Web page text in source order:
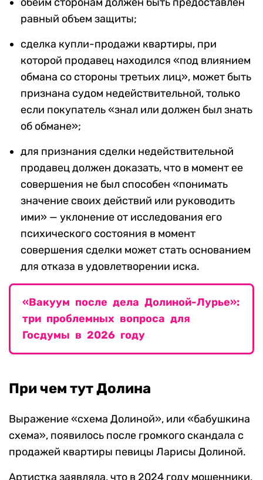
равный объем защиты;
сделка купли-продажи квартиры, при
которой продавец находился «под влиянием
обмана со стороны третьих лиц», может быть
признана судом недействительной, только
если покупатель «знал или должен был знать
об обмане»;
для признания сделки недействительной
продавец должен доказать, что в момент ее
совершения не был способен «понимать
значение своих действий или руководить
ими» — уклонение от исследования его
психического состояния в момент
совершения сделки может стать основанием
для отказа в удовлетворении иска.
«Вакуум после дела Долиной-Лурье»:
три проблемных вопроса для
Госдумы в 2026 году
При чем тут Долина
Выражение «схема Долиной», или «бабушкина
схема», появилось после громкого скандала с
продажей квартиры певицы Ларисы Долиной.
Артистка заявляла, что в 2024 году мошенники,